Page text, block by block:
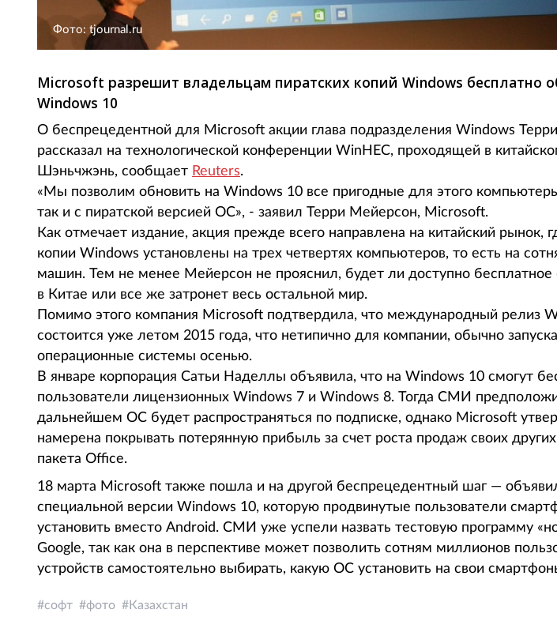
Фото: tjournal.ru
Microsoft разрешит владельцам пиратских копий Windows бесплатно
Windows 10
О беспрецедентной для Microsoft акции глава подразделения Windows
рассказал на технологической конференции WinHEC, проходящей в
Шэньчжэнь, сообщает Reuters.
«Мы позволим обновить на Windows 10 все пригодные для этого
так и с пиратской версией ОС», - заявил Терри Мейерсон, Microsoft.
Как отмечает издание, акция прежде всего направлена на китайский рынок,
копии Windows установлены на трех четвертях компьютеров, то есть на
машин. Тем не менее Мейерсон не прояснил, будет ли доступно бесплатное
в Китае или все же затронет весь остальной мир.
Помимо этого компания Microsoft подтвердила, что международный релиз
состоится уже летом 2015 года, что нетипично для компании, обычно
операционные системы осенью.
В январе корпорация Сатьи Наделлы объявила, что на Windows 10 смогут
пользователи лицензионных Windows 7 и Windows 8. Тогда СМИ
дальнейшем ОС будет распространяться по подписке, однако Microsoft
намерена покрывать потерянную прибыль за счет роста продаж своих
пакета Office.
18 марта Microsoft также пошла и на другой беспрецедентный шаг —
специальной версии Windows 10, которую продвинутые пользователи
установить вместо Android. СМИ уже успели назвать тестовую программу
Google, так как она в перспективе может позволить сотням миллионов
устройств самостоятельно выбирать, какую ОС установить на свои
софт фото Казахстан